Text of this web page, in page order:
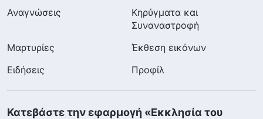
Αναγνώσεις
Κηρύγματα και
Συναναστροφή
Μαρτυρίες
Έκθεση εικόνων
Ειδήσεις
Προφίλ
Κατεβάστε την εφαρμογή «Εκκλησία του